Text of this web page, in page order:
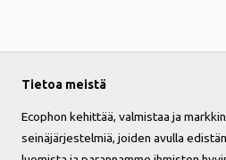
Tietoa meistä
Ecophon kehittää, valmistaa ja
seinäjärjestelmiä, joiden avulla